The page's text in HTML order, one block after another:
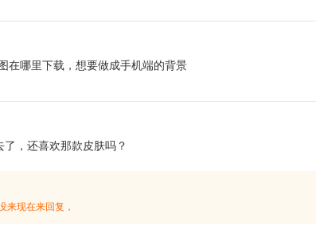
在哪里下载，想要做成手机端的背景
，还喜欢那款皮肤吗？
来现在来回复，